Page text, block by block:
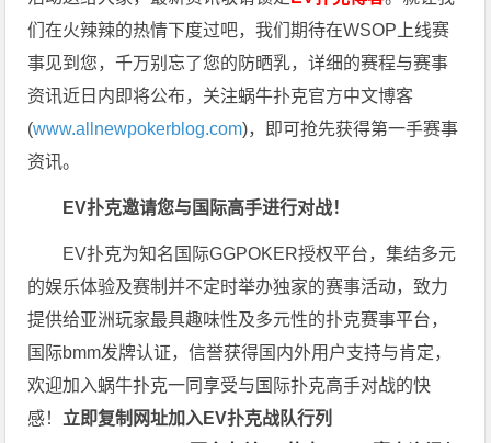
们在火辣辣的热情下度过吧，我们期待在WSOP上线赛
事见到您，千万别忘了您的防晒乳，详细的赛程与赛事
资讯近日内即将公布，关注蜗牛扑克官方中文博客
(www.allnewpokerblog.com)，即可抢先获得第一手赛事
资讯。
EV扑克邀请您与国际高手进行对战！
EV扑克为知名国际GGPOKER授权平台，集结多元
的娱乐体验及赛制并不定时举办独家的赛事活动，致力
提供给亚洲玩家最具趣味性及多元性的扑克赛事平台，
国际bmm发牌认证，信誉获得国内外用户支持与肯定，
欢迎加入蜗牛扑克一同享受与国际扑克高手对战的快
感！ 立即复制网址加入EV扑克战队行列